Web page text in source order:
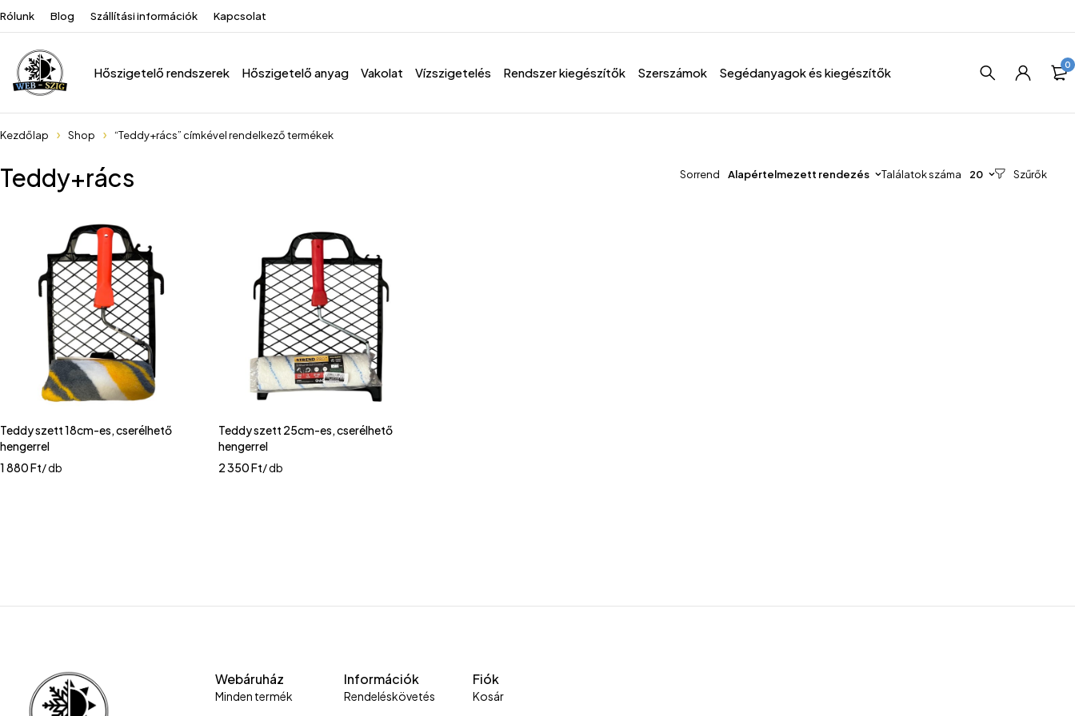
Rólunk Blog Szállítási információk Kapcsolat
Hőszigetelő rendszerek Hőszigetelő anyag Vakolat Vízszigetelés Rendszer kiegészítők Szerszámok Segédanyagok és kiegészítők 0
Kezdőlap Shop “Teddy+rács” címkével rendelkező termékek
Teddy+rács Sorrend Alapértelmezett rendezés Találatok száma 20
Teddy szett 18cm-es, cserélhető
hengerrel
1 880Ft/ db
Teddy szett 25cm-es, cserélhető
hengerrel
2 350Ft/ db
Webáruház
Minden termék
Információk
Rendeléskövetés
Fiók
Kosár